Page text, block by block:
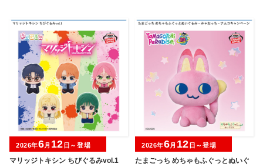
マリッジトキシン ちびぐるみvol.1
2026年6月 12 日～登場
たまごっち めちゃもふぐっとぬいぐ
2026年6月 12 日～登場